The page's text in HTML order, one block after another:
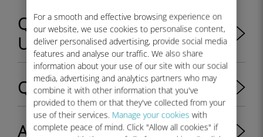
For a smooth and effective browsing experience on
our website, we use cookies to personalise content,
deliver personalised advertising, provide social media
features and analyse our traffic. We also share
information about your use of our site with our social
media, advertising and analytics partners who may
combine it with other information that you've
provided to them or that they've collected from your
use of their services. Manage your cookies with
complete peace of mind. Click "Allow all cookies" if
Qu’est-ce que l’application
Ubigi ?
Qu’est-ce que Ubigi eSIM ?
A quoi sert le compte Ubigi ?